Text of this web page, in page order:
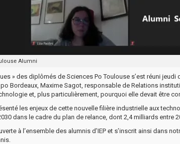
Alumni
» des diplômés de Sciences Po Toulouse s’est réuni
Bordeaux, Maxime Sagot, responsable de Relations
et, plus particulièrement, pourquoi elle devait être
les enjeux de cette nouvelle filière industrielle aux
dans le cadre du plan de relance, dont 2,4 milliards entre
à l’ensemble des alumnis d’IEP et s’inscrit ainsi dans